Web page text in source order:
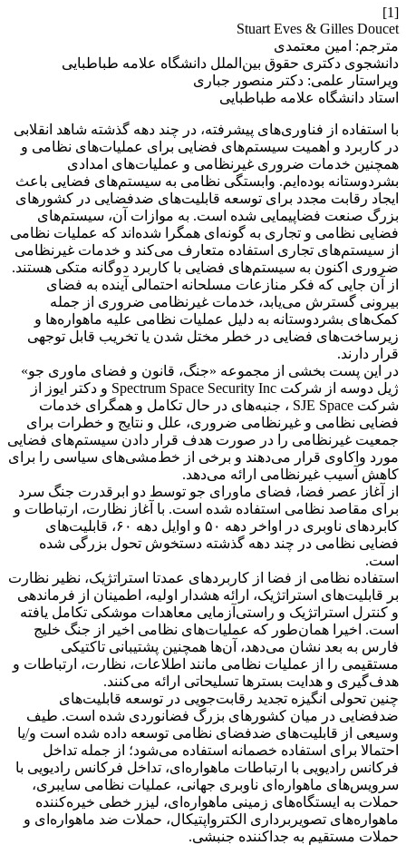
[1]
Stuart Eves & Gilles Doucet
مترجم: امین معتمدی
دانشجوی دکتری حقوق بین‌الملل دانشگاه علامه طباطبایی
ویراستار علمی: دکتر منصور جباری
استاد دانشگاه علامه طباطبایی
با استفاده از فناوری‌های پیشرفته، در چند دهه گذشته شاهد انقلابی
در کاربرد و اهمیت سیستم‌های فضایی برای عملیات‌های نظامی و
همچنین خدمات ضروری غیرنظامی و عملیات‌های امدادی
بشردوستانه بوده‌ایم. وابستگی نظامی به سیستم‌های فضایی باعث
ایجاد رقابت مجدد برای توسعه قابلیت‌های ضدفضایی در کشورهای
بزرگ صنعت فضاپیمایی شده است. به موازات آن، سیستم‌های
فضایی نظامی و تجاری به گونه‌ای همگرا شده‌اند که عملیات نظامی
از سیستم‌های تجاری استفاده متعارف می‌کند و خدمات غیرنظامی
ضروری اکنون به سیستم‌های فضایی با کاربرد دوگانه متکی هستند.
از آن جایی که فکر منازعات مسلحانه احتمالی آینده به فضای
بیرونی گسترش می‌یابد، خدمات غیرنظامی ضروری از جمله
کمک‌های بشردوستانه به دلیل عملیات نظامی علیه ماهواره‌ها و
زیرساخت‌های فضایی در خطر مختل شدن یا تخریب قابل توجهی
قرار دارند.
در این پست بخشی از مجموعه «جنگ، قانون و فضای ماوری جو»
ژیل دوسه از شرکت Spectrum Space Security Inc و دکتر ایوز از
شرکت SJE Space ، جنبه‌های در حال تکامل و همگرای خدمات
فضایی نظامی و غیرنظامی ضروری، علل و نتایج و خطرات برای
جمعیت غیرنظامی را در صورت هدف قرار دادن سیستم‌های فضایی
مورد واکاوی قرار می‌دهند و برخی از خط‌مشی‌های سیاسی را برای
کاهش آسیب غیرنظامی ارائه می‌دهد.
از آغاز عصر فضا، فضای ماورای جو توسط دو ابرقدرت جنگ سرد
برای مقاصد نظامی استفاده شده است. با آغاز نظارت، ارتباطات و
کابردهای ناوبری در اواخر دهه ۵۰ و اوایل دهه ۶۰، قابلیت‌های
فضایی نظامی در چند دهه گذشته دستخوش تحول بزرگی شده
است.
استفاده نظامی از فضا از کاربردهای عمدتا استراتژیک، نظیر نظارت
بر قابلیت‌های استراتژیک، ارائه هشدار اولیه، اطمینان از فرماندهی
و کنترل استراتژیک و راستی‌آزمایی معاهدات موشکی تکامل یافته
است. اخیرا همان‌طور که عملیات‌های نظامی اخیر از جنگ خلیج
فارس به بعد نشان می‌دهد، آن‌ها همچنین پشتیبانی تاکتیکی
مستقیمی را از عملیات نظامی مانند اطلاعات، نظارت، ارتباطات و
هدف‌گیری و هدایت بسترها تسلیحاتی ارائه می‌کنند.
چنین تحولی انگیزه تجدید رقابت‌جویی در توسعه قابلیت‌های
ضدفضایی در میان کشورهای بزرگ فضانوردی شده است. طیف
وسیعی از قابلیت‌های ضدفضای نظامی توسعه داده شده است و/یا
احتمالا برای استفاده خصمانه استفاده می‌شود؛ از جمله تداخل
فرکانس رادیویی با ارتباطات ماهواره‌ای، تداخل فرکانس رادیویی با
سرویس‌های ماهواره‌ای ناوبری جهانی، عملیات نظامی سایبری،
حملات به ایستگاه‌های زمینی ماهواره‌ای، لیزر خطی خیره‌کننده
ماهواره‌های تصویربرداری الکترواپتیکال، حملات ضد ماهواره‌ای و
حملات مستقیم به جداکننده جنبشی.